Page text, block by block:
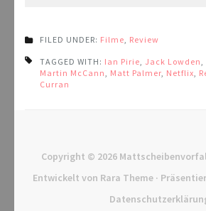
FILED UNDER: Filme Review
TAGGED WITH: Ian Pirie Jack Lowden
Martin McCann
Matt Palmer Netflix
Curran
Copyright © 2026
Entwickelt von Rara Theme·